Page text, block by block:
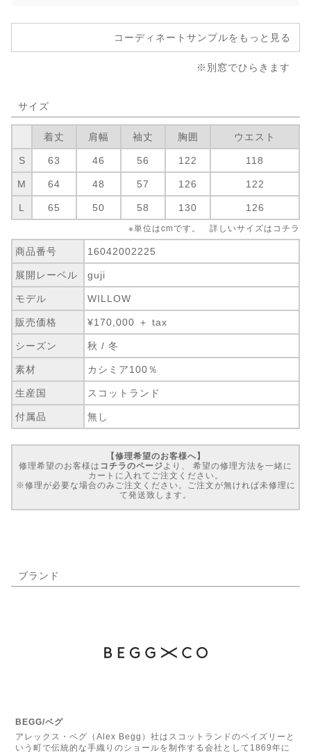
コーディネートサンプルをもっと見る
※別窓でひらきます
サイズ
着丈 肩幅 袖丈 胸囲 ウエスト
S 63 46 56 122 118
M 64 48 57 126 122
L 65 50 58 130 126
※単位はcmです。 詳しいサイズは コチラ
商品番号 16042002225
展開レーベル guji
モデル WILLOW
販売価格 ¥170,000 ＋ tax
シーズン 秋 / 冬
素材 カシミア100％
生産国 スコットランド
付属品 無し
【修理希望のお客様へ】
修理希望のお客様は コチラのページより、 希望の修理方法を一緒に
カートに入れてご注文ください。
※修理が必要な場合のみご注文ください。ご注文が無ければ未修理に
て発送致します。
ブランド
BEGG/ベグ
アレックス・ベグ（Alex Begg）社はスコットランドのペイズリーと
いう町で伝統的な手織りのショールを制作する会社として1869年に